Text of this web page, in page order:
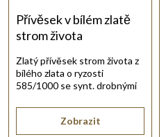
Přívěsek v bílém zlatě
strom života
Zobrazit
Zlatý přívěsek strom života z
bílého zlata o ryzosti
585/1000 se synt. drobnými